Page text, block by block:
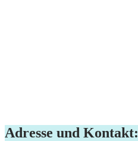
Adresse und Kontakt: